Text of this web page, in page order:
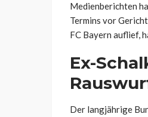
Medienberichten
Termins vor
FC Bayern auflief,
Ex-
Der langjährige